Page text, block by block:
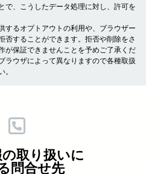
で、こうしたデータ処理に対し、許可を
するオプトアウトの利用や、ブラウザー
否することができます。拒否や削除をさ
が保証できませんことを予めご了承くだ
ラウザによって異なりますので各種取扱
取り扱いに
問合せ先